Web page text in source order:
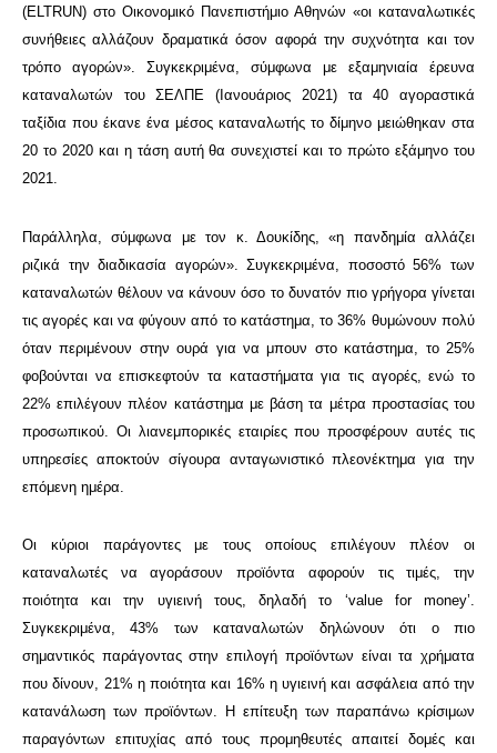
(ELTRUN) στο Οικονομικό Πανεπιστήμιο Αθηνών «οι καταναλωτικές
συνήθειες αλλάζουν δραματικά όσον αφορά την συχνότητα και τον
τρόπο αγορών». Συγκεκριμένα, σύμφωνα με εξαμηνιαία έρευνα
καταναλωτών του ΣΕΛΠΕ (Ιανουάριος 2021) τα 40 αγοραστικά
ταξίδια που έκανε ένα μέσος καταναλωτής το δίμηνο μειώθηκαν στα
20 το 2020 και η τάση αυτή θα συνεχιστεί και το πρώτο εξάμηνο του
2021.
Παράλληλα, σύμφωνα με τον κ. Δουκίδης, «η πανδημία αλλάζει
ριζικά την διαδικασία αγορών». Συγκεκριμένα, ποσοστό 56% των
καταναλωτών θέλουν να κάνουν όσο το δυνατόν πιο γρήγορα γίνεται
τις αγορές και να φύγουν από το κατάστημα, το 36% θυμώνουν πολύ
όταν περιμένουν στην ουρά για να μπουν στο κατάστημα, το 25%
φοβούνται να επισκεφτούν τα καταστήματα για τις αγορές, ενώ το
22% επιλέγουν πλέον κατάστημα με βάση τα μέτρα προστασίας του
προσωπικού. Οι λιανεμπορικές εταιρίες που προσφέρουν αυτές τις
υπηρεσίες αποκτούν σίγουρα ανταγωνιστικό πλεονέκτημα για την
επόμενη ημέρα.
Οι κύριοι παράγοντες με τους οποίους επιλέγουν πλέον οι
καταναλωτές να αγοράσουν προϊόντα αφορούν τις τιμές, την
ποιότητα και την υγιεινή τους, δηλαδή το ‘value for money’.
Συγκεκριμένα, 43% των καταναλωτών δηλώνουν ότι ο πιο
σημαντικός παράγοντας στην επιλογή προϊόντων είναι τα χρήματα
που δίνουν, 21% η ποιότητα και 16% η υγιεινή και ασφάλεια από την
κατανάλωση των προϊόντων. Η επίτευξη των παραπάνω κρίσιμων
παραγόντων επιτυχίας από τους προμηθευτές απαιτεί δομές και